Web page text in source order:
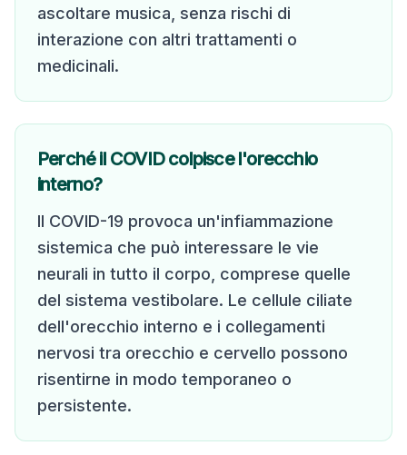
ascoltare musica, senza rischi di
interazione con altri trattamenti o
medicinali.
Perché il COVID colpisce l'orecchio
interno?
Il COVID-19 provoca un'infiammazione
sistemica che può interessare le vie
neurali in tutto il corpo, comprese quelle
del sistema vestibolare. Le cellule ciliate
dell'orecchio interno e i collegamenti
nervosi tra orecchio e cervello possono
risentirne in modo temporaneo o
persistente.